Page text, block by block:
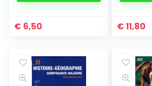
€ 6,50 € 11,80